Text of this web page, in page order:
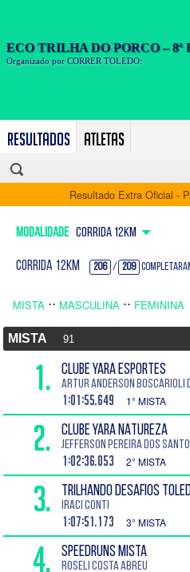
Resultados Atletas
Resultado Extra Oficial -
Modalidade CORRIDA 12KM
CORRIDA 12KM 206 / 209
MISTA ⋅⋅ MASCULINA ⋅⋅ FEMININA
MISTA 91
1. CLUBE YARA ESPORTES
Artur Anderson Boscarioli
1:01:55.649 1° MISTA
2. CLUBE YARA NATUREZA
Jefferson Pereira dos
1:02:36.053 2° MISTA
3. TRILHANDO DESAFIOS
Iraci Conti
1:07:51.173 3° MISTA
4. SPEEDRUNS MISTA
Roseli Costa Abreu